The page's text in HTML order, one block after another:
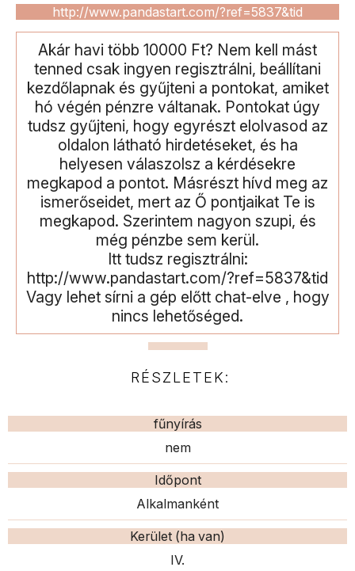
http://www.pandastart.com/?ref=5837&tid
Akár havi több 10000 Ft? Nem kell mást
tenned csak ingyen regisztrálni, beállítani
kezdőlapnak és gyűjteni a pontokat, amiket
hó végén pénzre váltanak. Pontokat úgy
tudsz gyűjteni, hogy egyrészt elolvasod az
oldalon látható hirdetéseket, és ha
helyesen válaszolsz a kérdésekre
megkapod a pontot. Másrészt hívd meg az
ismerőseidet, mert az Ő pontjaikat Te is
megkapod. Szerintem nagyon szupi, és
még pénzbe sem kerül.
Itt tudsz regisztrálni:
http://www.pandastart.com/?ref=5837&tid
Vagy lehet sírni a gép előtt chat-elve , hogy
nincs lehetőséged.
RÉSZLETEK:
fűnyírás
nem
Időpont
Alkalmanként
Kerület (ha van)
IV.